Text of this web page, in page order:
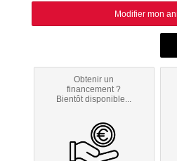
Modifier mon
Obtenir un
financement ?
Bientôt disponible...